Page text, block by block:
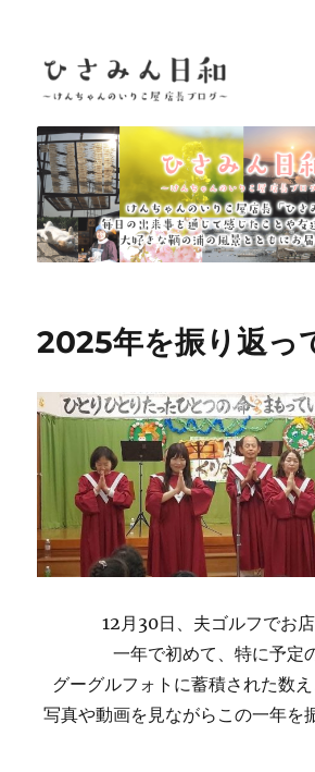
ひさみん日和
2025年を振り返っ
12月30日、夫ゴルフでお
一年で初めて、特に予定
グーグルフォトに蓄積された数
写真や動画を見ながらこの一年を